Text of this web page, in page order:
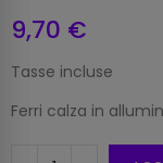
9,70 €
Tasse incluse
Ferri calza in